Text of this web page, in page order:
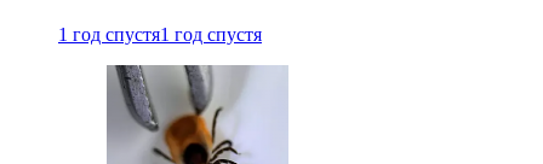
1 год спустя1 год спустя